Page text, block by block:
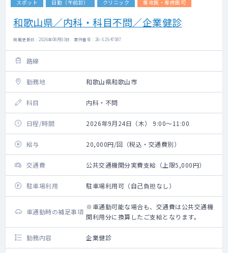
スポット 日勤（午前診） クリニック 専攻医・専修医可
和歌山県／内科・科目不問／企業健診
掲載更新日 : 2026年08月03日 案件番号 : 26-SZ647587
路線
勤務地 和歌山県和歌山市
科目 内科・不問
日程/時間 2026年9月24日（木） 9:00～11:00
給与 20,000円/回（税込・交通費別）
交通費 公共交通機関分実費支給（上限5,000円）
駐車場利用 駐車場利用可（自己負担なし）
車通勤時の補足事項
※車通勤可能な場合も、交通費は公共交通機
関利用分に換算したご支給となります。
勤務内容 企業健診